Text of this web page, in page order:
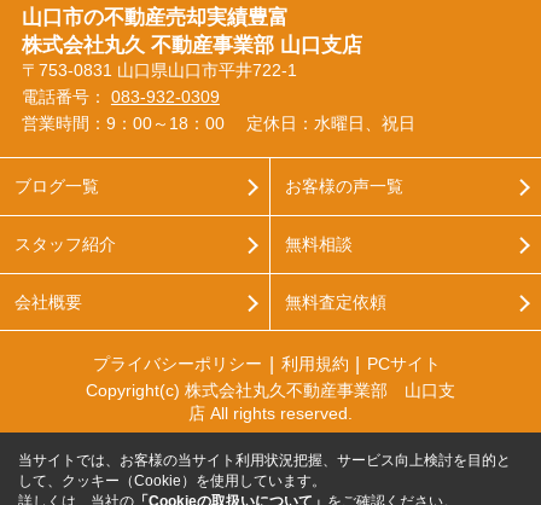
山口市の不動産売却実績豊富
株式会社丸久 不動産事業部 山口支店
〒753-0831 山口県山口市平井722-1
電話番号： 083-932-0309
営業時間：9：00～18：00
定休日：水曜日、祝日
ブログ一覧
スタッフ紹介
会社概要
お客様の声一覧
無料相談
無料査定依頼
プライバシーポリシー 利用規約
PCサイト
Copyright(c) 株式会社丸久不動産事業部 山口支
店 All rights reserved.
当サイトでは、お客様の当サイト利用状況把握、サービス向上検討を目的と
して、クッキー（Cookie）を使用しています。
詳しくは、当社の 「Cookieの取扱いについて」 をご確認ください。